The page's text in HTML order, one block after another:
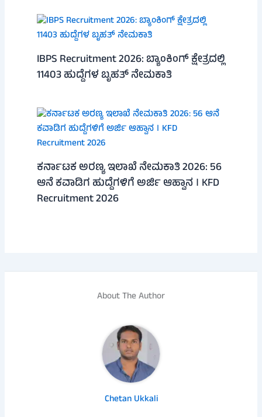
IBPS Recruitment 2026: ಬ್ಯಾಂಕಿಂಗ್ ಕ್ಷೇತ್ರದಲ್ಲಿ
11403 ಹುದ್ದೆಗಳ ಬೃಹತ್ ನೇಮಕಾತಿ
ಕರ್ನಾಟಕ ಅರಣ್ಯ ಇಲಾಖೆ ನೇಮಕಾತಿ 2026: 56
ಆನೆ ಕವಾಡಿಗ ಹುದ್ದೆಗಳಿಗೆ ಅರ್ಜಿ ಆಹ್ವಾನ । KFD
Recruitment 2026
About The Author
Chetan Ukkali